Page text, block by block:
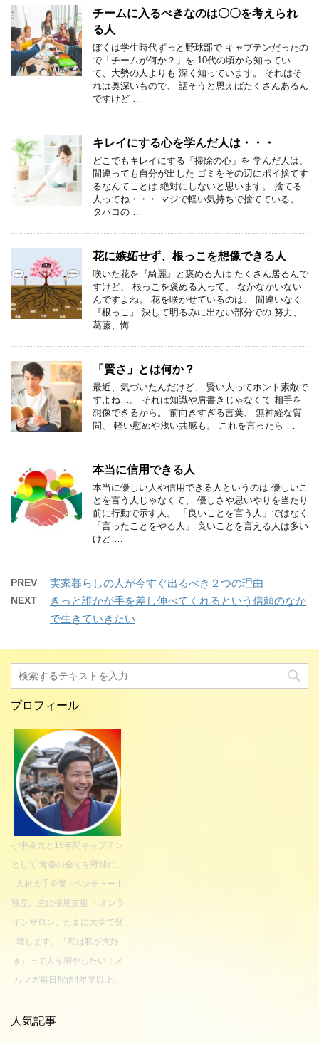
チームに入るべきなのは〇〇を考えられ
る人
ぼくは学生時代ずっと野球部で キャプテンだったの
で「チームが何か？」を 10代の頃から知ってい
て、大勢の人よりも 深く知っています。 それはそ
れは奥深いもので、 話そうと思えばたくさんあるん
ですけど …
キレイにする心を学んだ人は・・・
どこでもキレイにする「掃除の心」を 学んだ人は、
間違っても自分が出した ゴミをその辺にポイ捨てす
るなんてことは 絶対にしないと思います。 捨てる
人ってね・・・ マジで軽い気持ちで捨てている。
タバコの …
花に嫉妬せず、根っこを想像できる人
咲いた花を『綺麗』と褒める人は たくさん居るんで
すけど、 根っこを褒める人って、 なかなかいない
んですよね。 花を咲かせているのは、 間違いなく
『根っこ』 決して明るみに出ない部分での 努力、
葛藤、悔 …
「賢さ」とは何か？
最近、気づいたんだけど、 賢い人ってホント素敵で
すよね…。 それは知識や肩書きじゃなくて 相手を
想像できるから。 前向きすぎる言葉、 無神経な質
問、 軽い慰めや浅い共感も。 これを言ったら …
本当に信用できる人
本当に優しい人や信用できる人というのは 優しいこ
とを言う人じゃなくて、 優しさや思いやりを当たり
前に行動で示す人。 「良いことを言う人」ではなく
「言ったことをやる人」 良いことを言える人は多い
けど …
PREV 実家暮らしの人が今すぐ出るべき２つの理由
NEXT
きっと誰かが手を差し伸べてくれるという信頼のなか
で生きていきたい
プロフィール
小中高大と15年間キャプテン
として 青春の全てを野球に。
人材大手企業 I ベンチャー I
独立。主に採用支援 ・オンラ
インサロン、たまに大学で登
壇します。「私は私が大好
き」って人を増やしたい！メ
ルマガ毎日配信4年半以上。
人気記事